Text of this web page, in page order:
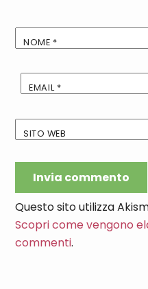
NOME *
EMAIL *
SITO WEB
Questo sito utilizza
Scopri come vengono
commenti.